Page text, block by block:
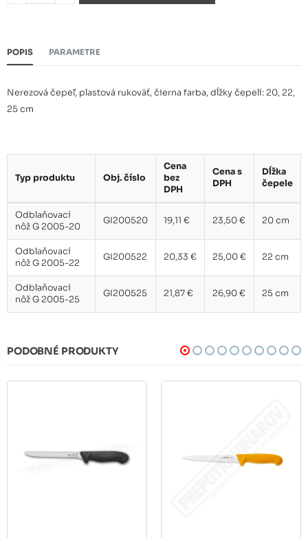
POPIS PARAMETRE
Nerezová čepeľ, plastová rukoväť, čierna farba, dĺžky čepelí: 20, 22,
25 cm
Typ produktu Obj. číslo
Cena
bez
DPH
Cena s
DPH
Dĺžka
čepele
Odblaňovací
nôž G 2005-20
GI200520 19,11 € 23,50 € 20 cm
Odblaňovací
nôž G 2005-22
GI200522 20,33 € 25,00 € 22 cm
Odblaňovací
nôž G 2005-25
GI200525 21,87 € 26,90 € 25 cm
PODOBNÉ PRODUKTY